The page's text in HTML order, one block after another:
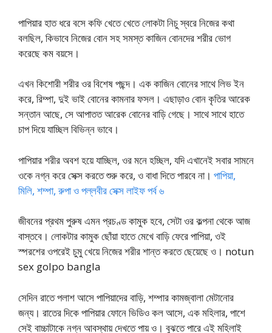
পাপিয়ার হাত ধরে বসে কফি খেতে খেতে লোকটা নিচু স্বরে নিজের কথা
বলছিল, কিভাবে নিজের বোন সহ সমস্ত কাজিন বোনদের শরীর ভোগ
করেছে কম বয়সে।
এখন কিশোরী শরীর ওর বিশেষ পছন্দ। এক কাজিন বোনের সাথে লিভ ইন
করে, রিম্পা, দুই ভাই বোনের কামনার ফসল। এছাড়াও বোন কৃতির আরেক
সন্তান আছে, সে আপাতত আরেক বোনের বাড়ি গেছে। সাথে সাথে হাতে
চাপ দিয়ে যাচ্ছিল বিভিন্ন ভাবে।
পাপিয়ার শরীর অবশ হয়ে যাচ্ছিল, ওর মনে হচ্ছিল, যদি এখানেই সবার সামনে
ওকে নগ্ন করে সেক্স করতে শুরু করে, ও বাধা দিতে পারবে না। পাপিয়া,
মিলি, শম্পা, রুপা ও পল্লবীর সেক্স লাইফ পর্ব ৬
জীবনের প্রথম পুরুষ এমন প্রচণ্ড কামুক হবে, সেটা ওর কল্পনা থেকে আজ
বাস্তবে। লোকটার কামুক ছোঁয়া হাতে মেখে বাড়ি ফেরে পাপিয়া, ওই
স্পরশের ওপরেই চুমু খেয়ে নিজের শরীর শান্ত করতে ছেয়েছে ও। notun
sex golpo bangla
সেদিন রাতে পলাশ আসে পাপিয়াদের বাড়ি, শম্পার কামজ্বালা মেটানোর
জন্য। রাতের দিকে পাপিয়ার ফোনে ভিডিও কল আসে, এক মহিলার, পাশে
সেই বাচ্চাটাকে নগ্ন আবস্থায় দেখতে পায় ও। বুঝতে পারে এই মহিলাই